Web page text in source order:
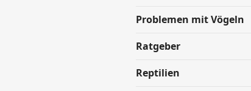
Problemen mit Vögeln
Ratgeber
Reptilien